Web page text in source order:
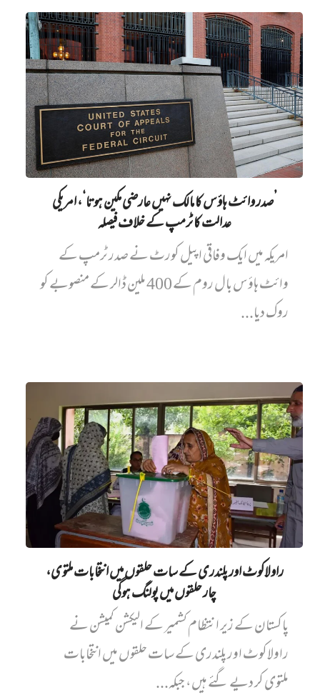
’صدر وائٹ ہاؤس کا مالک نہیں‌ عارضی مکین ہوتا‘، امریکی
عدالت کا ٹرمپ کے خلاف فیصلہ
امریکہ میں ایک وفاقی اپیل کورٹ نے صدر ٹرمپ کے
وائٹ ہاؤس بال روم کے 400 ملین ڈالر کے منصوبے کو
روک دیا...
راولاکوٹ اور پلندری کے سات حلقوں میں انتخابات ملتوی،
چار حلقوں میں پولنگ ہوگی
پاکستان کے زیر انتظام کشمیر کے الیکشن کمیشن نے
راولاکوٹ اور پلندری کے سات حلقوں میں انتخابات
ملتوی کر دیے گئے ہیں، جبکہ...